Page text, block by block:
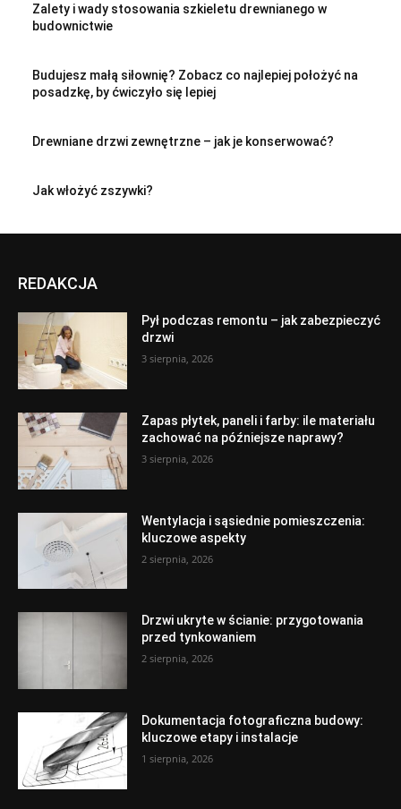
Zalety i wady stosowania szkieletu drewnianego w
budownictwie
Budujesz małą siłownię? Zobacz co najlepiej położyć na
posadzkę, by ćwiczyło się lepiej
Drewniane drzwi zewnętrzne – jak je konserwować?
Jak włożyć zszywki?
REDAKCJA
Pył podczas remontu – jak zabezpieczyć
drzwi
3 sierpnia, 2026
Zapas płytek, paneli i farby: ile materiału
zachować na późniejsze naprawy?
3 sierpnia, 2026
Wentylacja i sąsiednie pomieszczenia:
kluczowe aspekty
2 sierpnia, 2026
Drzwi ukryte w ścianie: przygotowania
przed tynkowaniem
2 sierpnia, 2026
Dokumentacja fotograficzna budowy:
kluczowe etapy i instalacje
1 sierpnia, 2026